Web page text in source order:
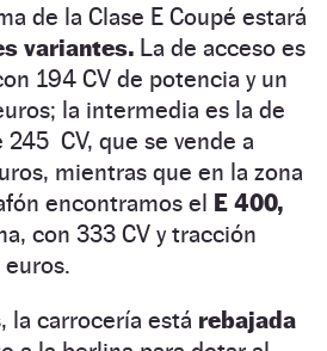
de la Clase E Coupé estará
variantes. La de acceso es
194 CV de potencia y un
la intermedia es la de
245 CV, que se vende a
mientras que en la zona
encontramos el E 400,
con 333 CV y tracción
la carrocería está rebajada